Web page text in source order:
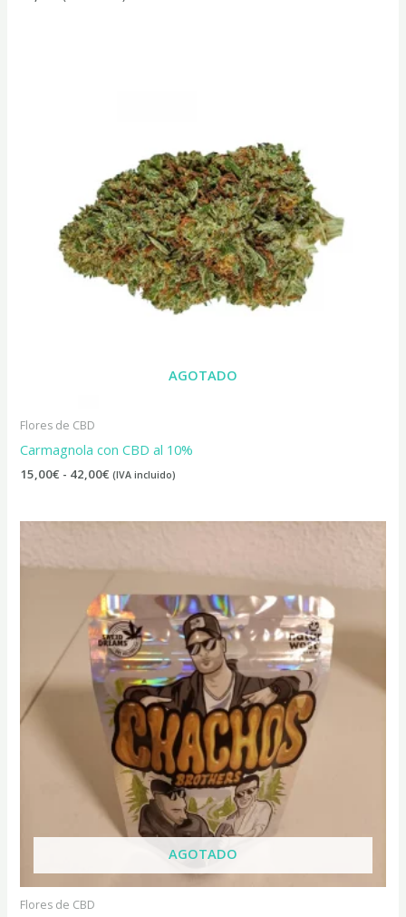
AGOTADO
Flores de CBD
Carmagnola con CBD al 10%
15,00€ - 42,00€ (IVA incluido)
AGOTADO
Flores de CBD